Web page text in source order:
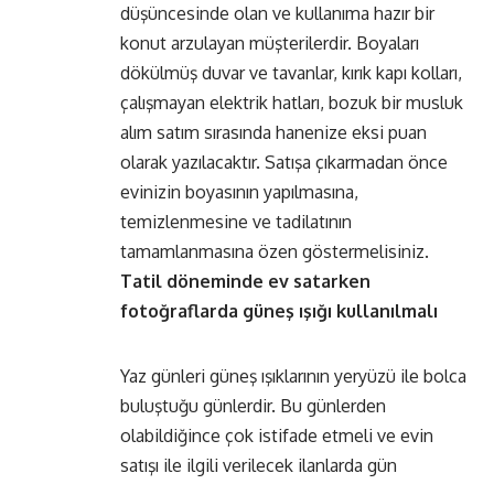
düşüncesinde olan ve kullanıma hazır bir
konut arzulayan müşterilerdir. Boyaları
dökülmüş duvar ve tavanlar, kırık kapı kolları,
çalışmayan elektrik hatları, bozuk bir musluk
alım satım sırasında hanenize eksi puan
olarak yazılacaktır. Satışa çıkarmadan önce
evinizin boyasının yapılmasına,
temizlenmesine ve tadilatının
tamamlanmasına özen göstermelisiniz.
Tatil döneminde ev satarken
fotoğraflarda güneş ışığı kullanılmalı
Yaz günleri güneş ışıklarının yeryüzü ile bolca
buluştuğu günlerdir. Bu günlerden
olabildiğince çok istifade etmeli ve evin
satışı ile ilgili verilecek ilanlarda gün